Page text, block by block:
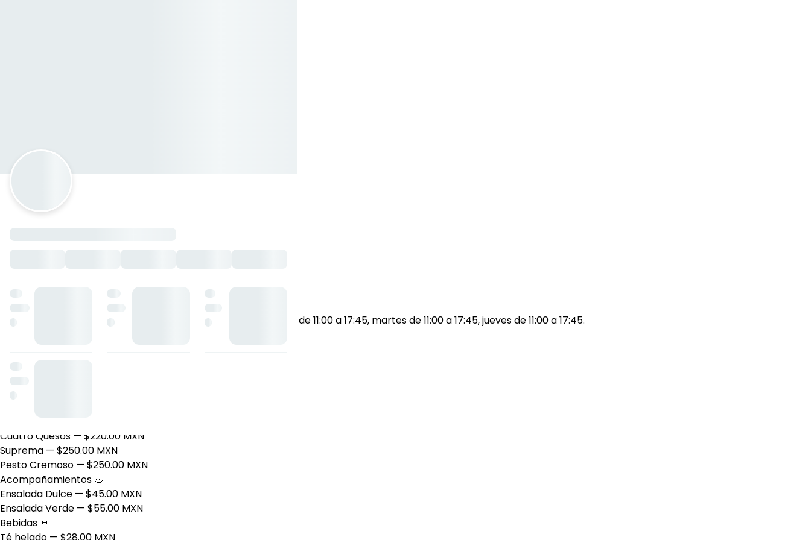
Lasaña Box
Ignacio G. Rocha 25, Marfil, Guanajuato
Horario: lunes de 11:00 a 17:45, miércoles de 11:00 a 17:45, viernes de 11:00 a 17:45, martes de 11:00 a 17:45, jueves de 11:00 a 17:45.
Box Clásica— $250.00 MXN
Clásicas 🍝
Alfredo
Bolognesa
Especiales 🌟
Cuatro Quesos — $220.00 MXN
Suprema — $250.00 MXN
Pesto Cremoso — $250.00 MXN
Acompañamientos 🥗
Ensalada Dulce — $45.00 MXN
Ensalada Verde — $55.00 MXN
Bebidas 🥤